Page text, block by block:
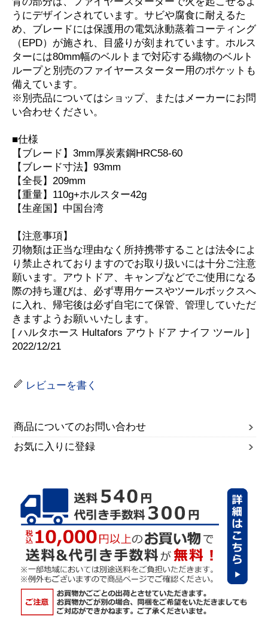
うにデザインされています。サビや腐食に耐えるた
め、ブレードには保護用の電気泳動蒸着コーティング
（EPD）が施され、目盛りが刻まれています。ホルス
ターには80mm幅のベルトまで対応する織物のベルト
ループと別売のファイヤースターター用のポケットも
備えています。
※別売品についてはショップ、またはメーカーにお問
い合わせください。
■仕様
【ブレード】3mm厚炭素鋼HRC58-60
【ブレード寸法】93mm
【全長】209mm
【重量】110g+ホルスター42g
【生産国】中国台湾
【注意事項】
刃物類は正当な理由なく所持携帯することは法令によ
り禁止されておりますのでお取り扱いには十分ご注意
願います。アウトドア、キャンプなどでご使用になる
際の持ち運びは、必ず専用ケースやツールボックスへ
に入れ、帰宅後は必ず自宅にて保管、管理していただ
きますようお願いいたします。
[ ハルタホース Hultafors アウトドア ナイフ ツール ]
2022/12/21
レビューを書く
商品についてのお問い合わせ
お気に入りに登録